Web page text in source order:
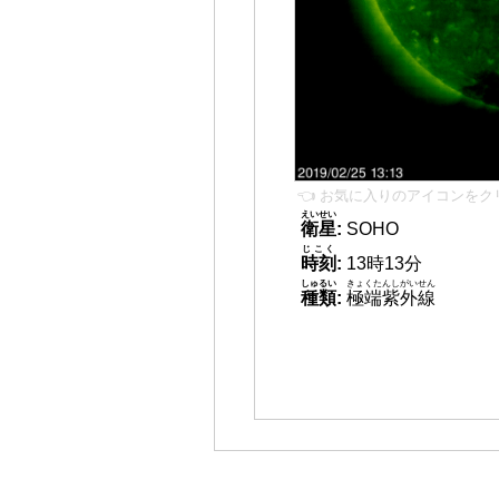
👈 お気に入りのアイコンをク
衛星
えいせい
: SOHO
時刻
じこく
: 13時13分
種類
しゅるい
: 極端紫外線
きょくたんしがいせん